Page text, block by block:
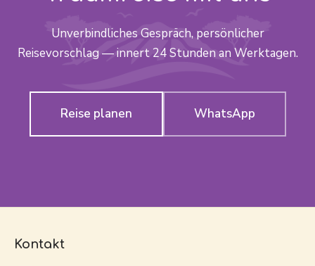
Unverbindliches Gespräch, persönlicher
Reisevorschlag — innert 24 Stunden an Werktagen.
Reise planen WhatsApp
Kontakt